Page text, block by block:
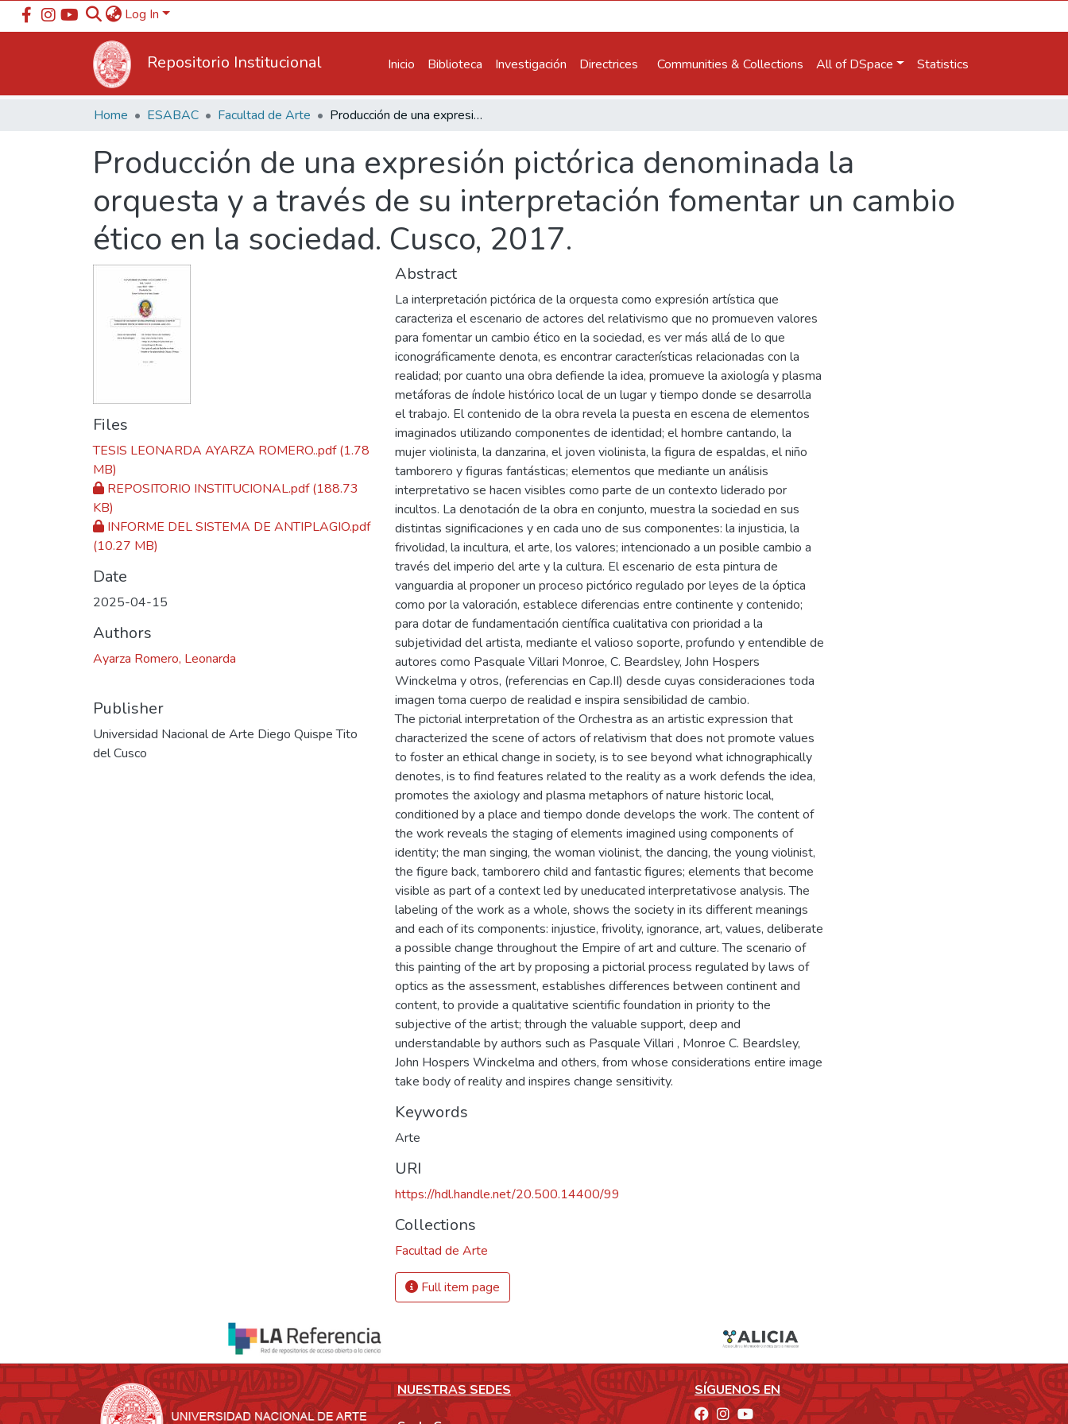
Log In
Repositorio Institucional Inicio Biblioteca Investigación Directrices Communities & Collections All of DSpace Statistics
Home ESABAC Facultad de Arte Producción de una expresión pictórica denominada la orquesta y a través de su interpretación fomentar un cambio ético en la sociedad. Cusco, 2017.
Producción de una expresión pictórica denominada la
orquesta y a través de su interpretación fomentar un cambio
ético en la sociedad. Cusco, 2017.
Files
TESIS LEONARDA AYARZA ROMERO..pdf(1.78
MB)
REPOSITORIO INSTITUCIONAL.pdf(188.73
KB)
INFORME DEL SISTEMA DE ANTIPLAGIO.pdf
(10.27 MB)
Date
2025-04-15
Authors
Ayarza Romero, Leonarda
Publisher
Universidad Nacional de Arte Diego Quispe Tito
del Cusco
Abstract
La interpretación pictórica de la orquesta como expresión artística que
caracteriza el escenario de actores del relativismo que no promueven valores
para fomentar un cambio ético en la sociedad, es ver más allá de lo que
iconográficamente denota, es encontrar características relacionadas con la
realidad; por cuanto una obra defiende la idea, promueve la axiología y plasma
metáforas de índole histórico local de un lugar y tiempo donde se desarrolla
el trabajo. El contenido de la obra revela la puesta en escena de elementos
imaginados utilizando componentes de identidad; el hombre cantando, la
mujer violinista, la danzarina, el joven violinista, la figura de espaldas, el niño
tamborero y figuras fantásticas; elementos que mediante un análisis
interpretativo se hacen visibles como parte de un contexto liderado por
incultos. La denotación de la obra en conjunto, muestra la sociedad en sus
distintas significaciones y en cada uno de sus componentes: la injusticia, la
frivolidad, la incultura, el arte, los valores; intencionado a un posible cambio a
través del imperio del arte y la cultura. El escenario de esta pintura de
vanguardia al proponer un proceso pictórico regulado por leyes de la óptica
como por la valoración, establece diferencias entre continente y contenido;
para dotar de fundamentación científica cualitativa con prioridad a la
subjetividad del artista, mediante el valioso soporte, profundo y entendible de
autores como Pasquale Villari Monroe, C. Beardsley, John Hospers
Winckelma y otros, (referencias en Cap.II) desde cuyas consideraciones toda
imagen toma cuerpo de realidad e inspira sensibilidad de cambio.
The pictorial interpretation of the Orchestra as an artistic expression that
characterized the scene of actors of relativism that does not promote values
to foster an ethical change in society, is to see beyond what ichnographically
denotes, is to find features related to the reality as a work defends the idea,
promotes the axiology and plasma metaphors of nature historic local,
conditioned by a place and tiempo donde develops the work. The content of
the work reveals the staging of elements imagined using components of
identity; the man singing, the woman violinist, the dancing, the young violinist,
the figure back, tamborero child and fantastic figures; elements that become
visible as part of a context led by uneducated interpretativose analysis. The
labeling of the work as a whole, shows the society in its different meanings
and each of its components: injustice, frivolity, ignorance, art, values, deliberate
a possible change throughout the Empire of art and culture. The scenario of
this painting of the art by proposing a pictorial process regulated by laws of
optics as the assessment, establishes differences between continent and
content, to provide a qualitative scientific foundation in priority to the
subjective of the artist; through the valuable support, deep and
understandable by authors such as Pasquale Villari , Monroe C. Beardsley,
John Hospers Winckelma and others, from whose considerations entire image
take body of reality and inspires change sensitivity.
Keywords
Arte
URI
https://hdl.handle.net/20.500.14400/99
Collections
Facultad de Arte
Full item page
NUESTRAS SEDES SÍGUENOS EN